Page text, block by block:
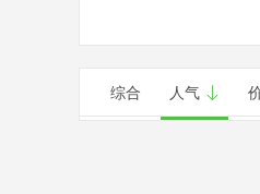
综合 人气